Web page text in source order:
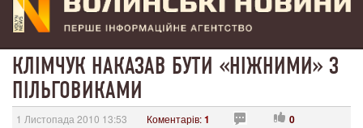
КЛІМЧУК НАКАЗАВ БУТИ «НІЖНИМИ» З
ПІЛЬГОВИКАМИ
1 Листопада 2010 13:53 Коментарів:1 0